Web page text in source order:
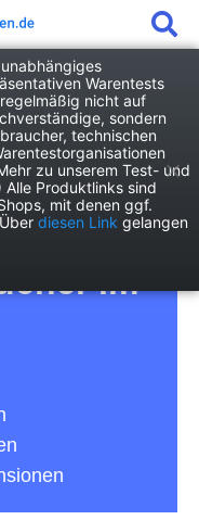
Test
im
Warentests
regelmäßig nicht auf
sondern
technischen
zu unserem Test- und
Alle Produktlinks sind
mit denen ggf.
diesen Link gelangen